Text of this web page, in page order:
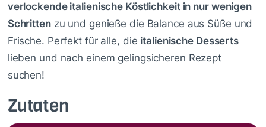
verlockende italienische Köstlichkeit in nur wenigen
Schrittenzu und genieße die Balance aus Süße und
Frische. Perfekt für alle, die italienische Desserts
lieben und nach einem gelingsicheren Rezept
suchen!
Zutaten